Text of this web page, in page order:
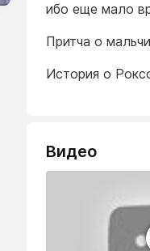
ибо еще мало
Притча о
История о
Видео